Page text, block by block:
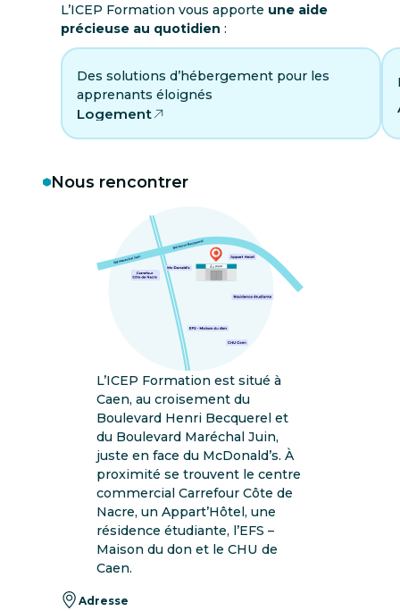
L’ICEP Formation vous apporte une aide
précieuse au quotidien :
Des solutions d’hébergement pour les
apprenants éloignés
Logement
Nous rencontrer
L’ICEP Formation est situé à
Caen, au croisement du
Boulevard Henri Becquerel et
du Boulevard Maréchal Juin,
juste en face du McDonald’s. À
proximité se trouvent le centre
commercial Carrefour Côte de
Nacre, un Appart’Hôtel, une
résidence étudiante, l’EFS –
Maison du don et le CHU de
Caen.
Adresse